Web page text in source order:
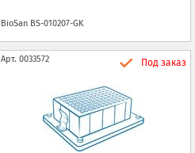
BioSan BS-010207-GK
Арт. 0033572 Под заказ